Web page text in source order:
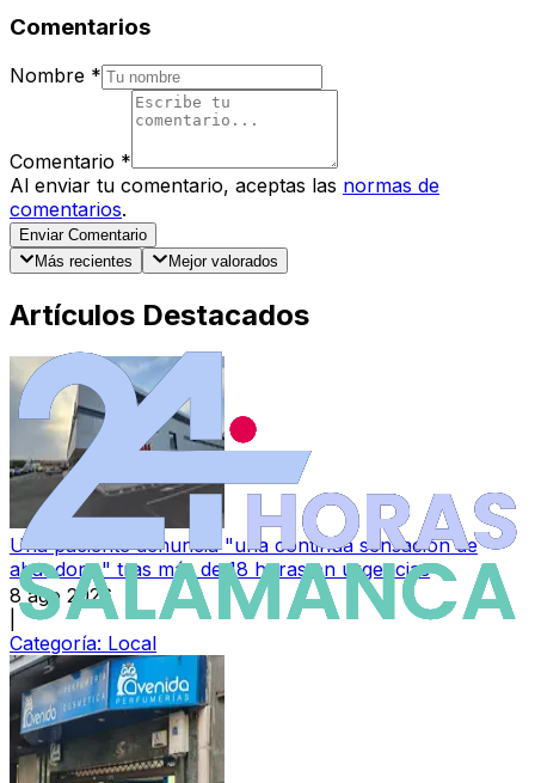
Comentarios
Nombre *
Comentario *
Al enviar tu comentario, aceptas las normas de
comentarios.
Enviar Comentario
Más recientes
Mejor valorados
Artículos Destacados
Una paciente denuncia "una continua sensación de
abandono" tras más de 18 horas en urgencias
8 ago 2026
Categoría: Local